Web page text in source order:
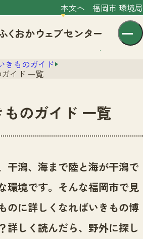
本文へ 福岡市 環境局
介
介TOP
ー
ーポリシー
ド
イドTOP
もの
きものガイド
イド 一覧
のガイド 一覧
干潟、海まで陸と海が干潟で
境です。 そんな福岡市で見
のに詳しくなればいきもの博
詳しく読んだら、野外に探し